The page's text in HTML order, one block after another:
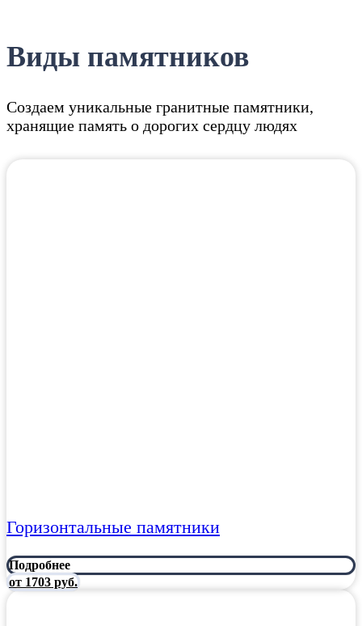
Виды памятников
Создаем уникальные гранитные памятники,
хранящие память о дорогих сердцу людях
Горизонтальные памятники
Подробнее
от 1703 руб.